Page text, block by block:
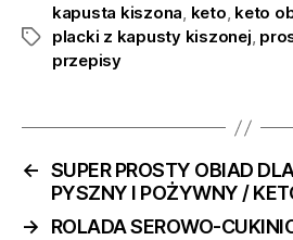
kapusta kiszona, keto, keto
placki z kapusty kiszonej,
przepisy
← SUPER PROSTY OBIAD
PYSZNY I POŻYWNY /
→
ROLADA SEROWO-